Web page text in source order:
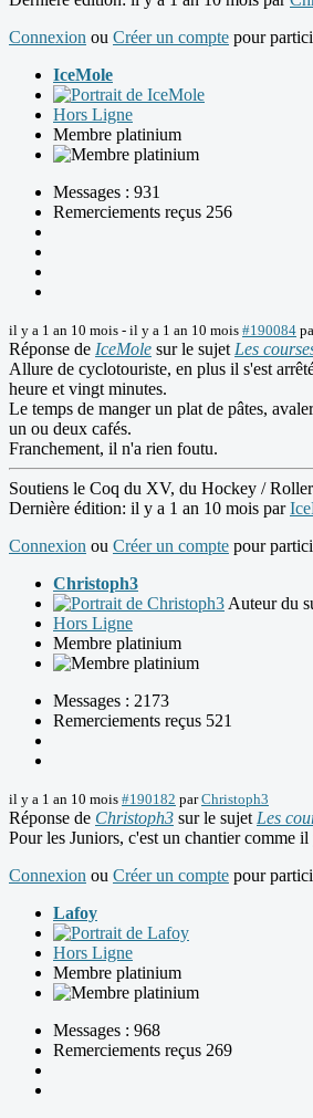
Connexion ou Créer un compte pour
IceMole
Hors Ligne
Membre platinium
Messages : 931
Remerciements reçus 256
il y a 1 an 10 mois - il y a 1 an 10 mois #190084
Réponse de IceMole sur le sujet Les
Allure de cyclotouriste, en plus il s'est
heure et vingt minutes.
Le temps de manger un plat de pâtes,
un ou deux cafés.
Franchement, il n'a rien foutu.
Soutiens le Coq du XV, du Hockey /
Dernière édition: il y a 1 an 10 mois par
Connexion ou Créer un compte pour
Christoph3
Auteur du
Hors Ligne
Membre platinium
Messages : 2173
Remerciements reçus 521
il y a 1 an 10 mois #190182 parChristoph3
Réponse de Christoph3 sur le sujet Les
Pour les Juniors, c'est un chantier comme il
Connexion ou Créer un compte pour
Lafoy
Hors Ligne
Membre platinium
Messages : 968
Remerciements reçus 269